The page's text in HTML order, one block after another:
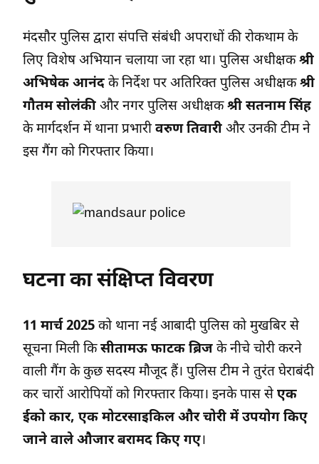
मंदसौर पुलिस द्वारा संपत्ति संबंधी अपराधों की रोकथाम के
लिए विशेष अभियान चलाया जा रहा था। पुलिस अधीक्षकश्री
अभिषेक आनंद के निर्देश पर अतिरिक्त पुलिस अधीक्षकश्री
गौतम सोलंकी और नगर पुलिस अधीक्षकश्री सतनाम सिंह
के मार्गदर्शन में थाना प्रभारीवरुण तिवारी और उनकी टीम ने
इस गैंग को गिरफ्तार किया।
घटना का संक्षिप्त विवरण
11 मार्च 2025 को थाना नई आबादी पुलिस को मुखबिर से
सूचना मिली किसीतामऊ फाटक ब्रिज के नीचे चोरी करने
वाली गैंग के कुछ सदस्य मौजूद हैं। पुलिस टीम ने तुरंत घेराबंदी
कर चारों आरोपियों को गिरफ्तार किया। इनके पास सेएक
ईको कार, एक मोटरसाइकिल और चोरी में उपयोग किए
जाने वाले औजार बरामद किए गए।